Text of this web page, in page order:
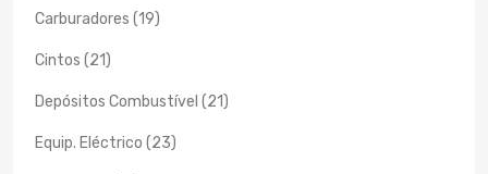
Carburadores (19)
Cintos (21)
Depósitos Combustível (21)
Equip. Eléctrico (23)